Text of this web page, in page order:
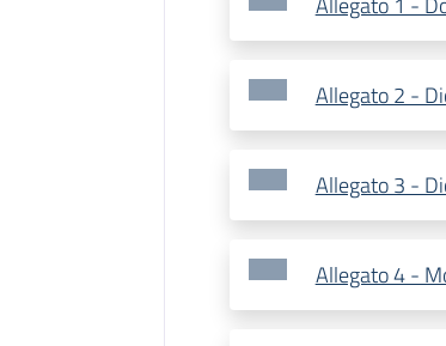
Allegato 2 -
Allegato 3 -
Allegato 4 -